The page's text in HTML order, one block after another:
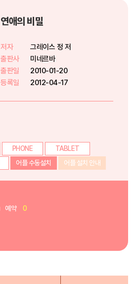
연애의 비밀
저자
그레이스 정 저
출판사
미네르바
출판일
2010-01-20
등록일
2012-04-17
PHONE
TABLET
어플 수동설치 어플 설치 안내
예약 0